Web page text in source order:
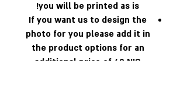
you will be printed as is!
If you want us to design the
photo for you please add it in
the product options for an
additional price of 49 NIS